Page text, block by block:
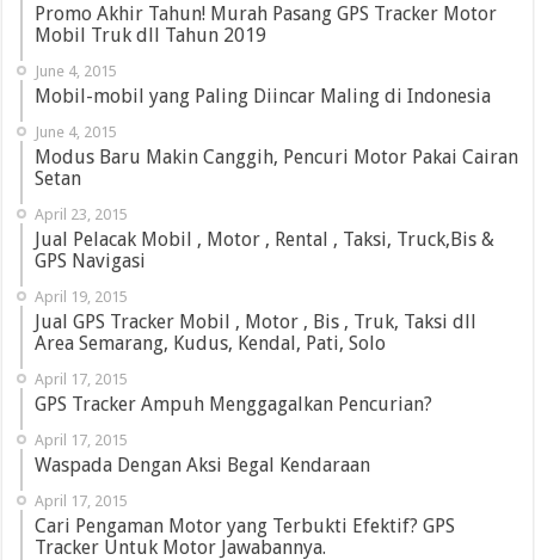
Promo Akhir Tahun! Murah Pasang GPS Tracker Motor
Mobil Truk dll Tahun 2019
June 4, 2015
Mobil-mobil yang Paling Diincar Maling di Indonesia
June 4, 2015
Modus Baru Makin Canggih, Pencuri Motor Pakai Cairan
Setan
April 23, 2015
Jual Pelacak Mobil , Motor , Rental , Taksi, Truck,Bis &
GPS Navigasi
April 19, 2015
Jual GPS Tracker Mobil , Motor , Bis , Truk, Taksi dll
Area Semarang, Kudus, Kendal, Pati, Solo
April 17, 2015
GPS Tracker Ampuh Menggagalkan Pencurian?
April 17, 2015
Waspada Dengan Aksi Begal Kendaraan
April 17, 2015
Cari Pengaman Motor yang Terbukti Efektif? GPS
Tracker Untuk Motor Jawabannya.